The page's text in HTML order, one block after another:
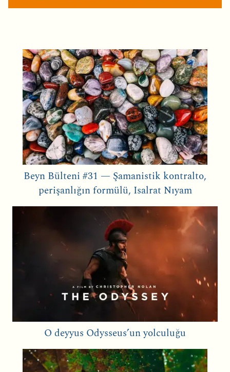
Beyn Bülteni #31 — Şamanistik kontralto,
perişanlığın formülü, Isalrat Nıyam
O deyyus Odysseus’un yolculuğu